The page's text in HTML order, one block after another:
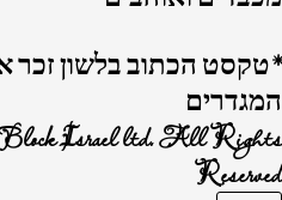
*טקסט הכתוב בלשון זכר
המגדרים
Israel ltd. All Rights
Reserved